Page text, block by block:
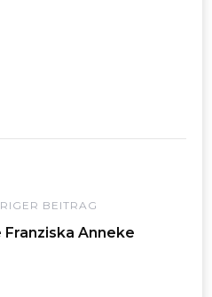
BEITRAG
Franziska Anneke